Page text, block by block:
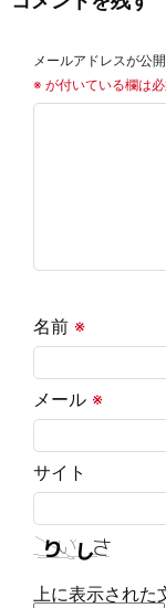
メールアドレスが公
※ が付いている欄は
名前 ※
メール ※
サイト
上に表示された